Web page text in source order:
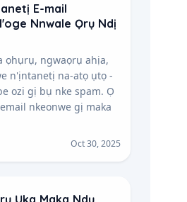
E-mail
Nnwale Ọrụ Ndị
ọhụrụ, ngwaọrụ ahịa,
n'ịntanetị na-atọ ụtọ -
ozi gị bụ nke spam. Ọ
nkeonwe gị maka
Oct 30, 2025
Ụka Maka Ndụ